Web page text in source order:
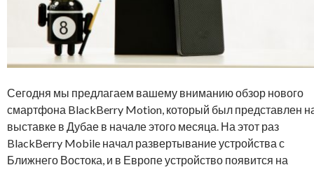
Сегодня мы предлагаем вашему вниманию обзор нового
смартфона BlackBerry Motion, который был представлен
выставке в Дубае в начале этого месяца. На этот раз
BlackBerry Mobile начал развертывание устройства с
Ближнего Востока, и в Европе устройство появится на